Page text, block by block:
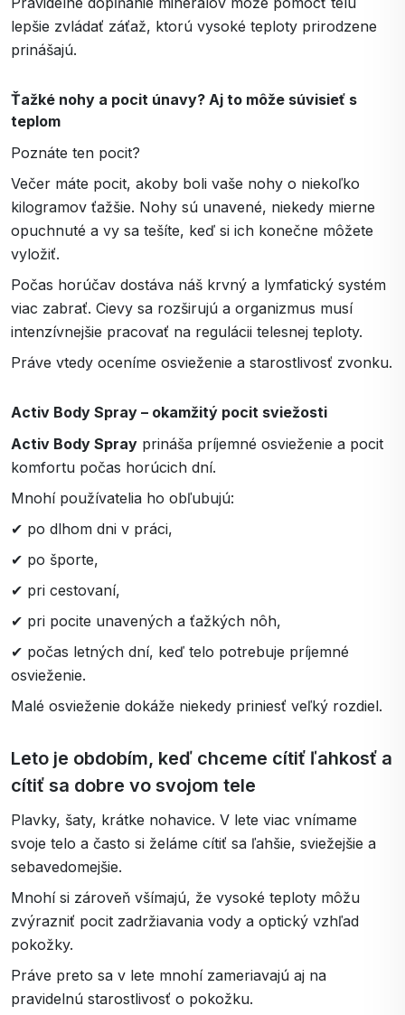
lepšie zvládať záťaž, ktorú vysoké teploty prirodzene
prinášajú.
Ťažké nohy a pocit únavy? Aj to môže súvisieť s
teplom
Poznáte ten pocit?
Večer máte pocit, akoby boli vaše nohy o niekoľko
kilogramov ťažšie. Nohy sú unavené, niekedy mierne
opuchnuté a vy sa tešíte, keď si ich konečne môžete
vyložiť.
Počas horúčav dostáva náš krvný a lymfatický systém
viac zabrať. Cievy sa rozširujú a organizmus musí
intenzívnejšie pracovať na regulácii telesnej teploty.
Práve vtedy oceníme osvieženie a starostlivosť zvonku.
Activ Body Spray – okamžitý pocit sviežosti
Activ Body Spray prináša príjemné osvieženie a pocit
komfortu počas horúcich dní.
Mnohí používatelia ho obľubujú:
✔ po dlhom dni v práci,
✔ po športe,
✔ pri cestovaní,
✔ pri pocite unavených a ťažkých nôh,
✔ počas letných dní, keď telo potrebuje príjemné
osvieženie.
Malé osvieženie dokáže niekedy priniesť veľký rozdiel.
Leto je obdobím, keď chceme cítiť ľahkosť a
cítiť sa dobre vo svojom tele
Plavky, šaty, krátke nohavice. V lete viac vnímame
svoje telo a často si želáme cítiť sa ľahšie, sviežejšie a
sebavedomejšie.
Mnohí si zároveň všímajú, že vysoké teploty môžu
zvýrazniť pocit zadržiavania vody a optický vzhľad
pokožky.
Práve preto sa v lete mnohí zameriavajú aj na
pravidelnú starostlivosť o pokožku.